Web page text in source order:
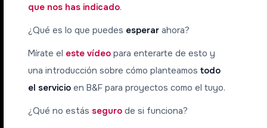
que nos has indicado.
¿Qué es lo que puedes esperarahora?
Mírate el este vídeopara enterarte de esto y
una introducción sobre cómo planteamos todo
el servicioen B&F para proyectos como el tuyo.
¿Qué no estás segurode si funciona?